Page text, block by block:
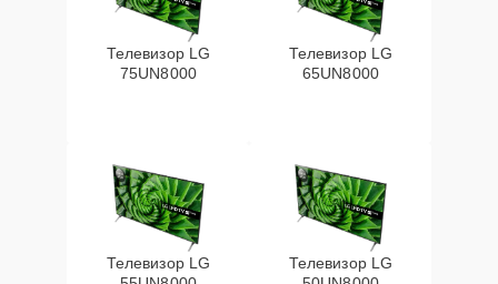
Телевизор LG
75UN8000
Телевизор LG
65UN8000
Телевизор LG
Телевизор LG